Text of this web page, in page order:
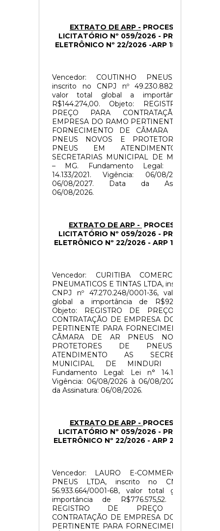
EXTRATO DE ARP - PROCESSO
LICITATÓRIO Nº 059/2026 - PREGÃO
ELETRÔNICO Nº 22/2026 -ARP 18/2026
Vencedor: COUTINHO PNEUS LTDA
inscrito no CNPJ nº 49.230.882/0001-7,
valor total global a importância de
R$144.274,00. Objeto: REGISTRO DE
PREÇO PARA CONTRATAÇÃO DE
EMPRESA DO RAMO PERTINENTE PARA
FORNECIMENTO DE CÂMARA DE AR
PNEUS NOVOS E PROTETORES DE
PNEUS EM ATENDIMENTO AS
SECRETARIAS MUNICIPAL DE MINDURI
– MG. Fundamento Legal: Lei n°
14.133/2021. Vigência: 06/08/2026 à
06/08/2027. Data da Assinatura:
06/08/2026.
EXTRATO DE ARP - PROCESSO
LICITATÓRIO Nº 059/2026 - PREGÃO
ELETRÔNICO Nº 22/2026 - ARP 19/2026
Vencedor: CURITIBA COMERCIO DE
PNEUMATICOS E TINTAS LTDA, inscrito no
CNPJ nº 47.270.248/0001-36, valor total
global a importância de R$92.930,00.
Objeto: REGISTRO DE PREÇO PARA
CONTRATAÇÃO DE EMPRESA DO RAMO
PERTINENTE PARA FORNECIMENTO DE
CÂMARA DE AR PNEUS NOVOS E
PROTETORES DE PNEUS EM
ATENDIMENTO AS SECRETARIAS
MUNICIPAL DE MINDURI – MG.
Fundamento Legal: Lei n° 14.133/2021.
Vigência: 06/08/2026 à 06/08/2027. Data
da Assinatura: 06/08/2026.
EXTRATO DE ARP - PROCESSO
LICITATÓRIO Nº 059/2026 - PREGÃO
ELETRÔNICO Nº 22/2026 - ARP 20/2026
Vencedor: LAURO E-COMMERCE DE
PNEUS LTDA, inscrito no CNPJ nº
56.933.664/0001-68, valor total global a
importância de R$776.575,52. Objeto:
REGISTRO DE PREÇO PARA
CONTRATAÇÃO DE EMPRESA DO RAMO
PERTINENTE PARA FORNECIMENTO DE